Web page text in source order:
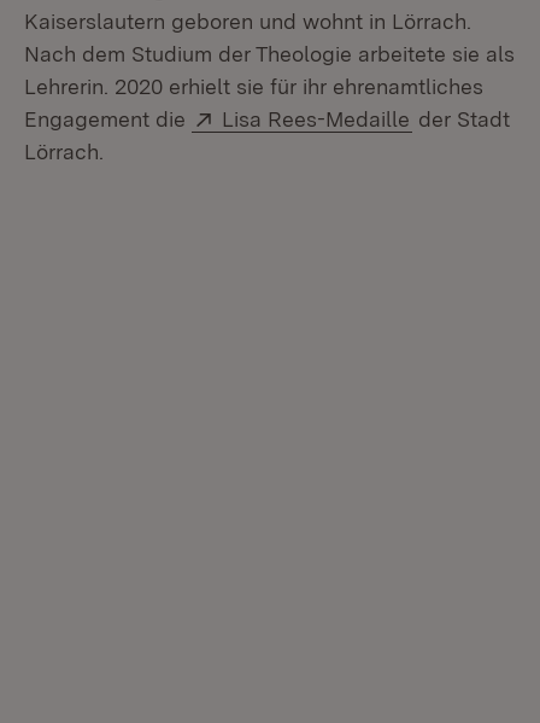
Kaiserslautern geboren und wohnt in Lörrach.
Nach dem Studium der Theologie arbeitete sie als
Lehrerin. 2020 erhielt sie für ihr ehrenamtliches
Engagement die
Extern:
Lisa Rees-Medaille (Öffnet in
der Stadt
Lörrach.